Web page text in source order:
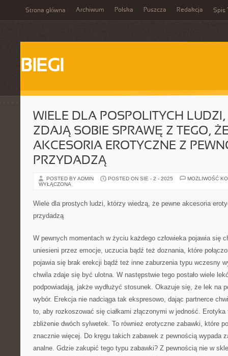
Strona główna Archiwum Polska Puszcza Redakcja Spis
BIEGI
WIELE DLA POSPOLITYCH LUDZI,
ZDAJĄ SOBIE SPRAWĘ Z TEGO,
AKCESORIA EROTYCZNE Z
PRZYDADZĄ
POSTED BY ADMIN POSTED ON SIE - 2 - 2025
MOŻLIWOŚĆ
WYŁĄCZONA
Wiele dla prostych ludzi, którzy wiedzą, że pewne akcesoria
przydadzą
W pewnych momentach w życiu każdego człowieka pojawia się
uniesieni przez emocje, uczucia bądź też doznania, które
pojawia się brak erekcji bądź też inne zaburzenia typu wczesny
chwila zdaje się być ulotna. W następstwie tego postało wiele
podpowiadają, jakże wydłużyć stosunek. Okazuje się, że lek na
wybór. Erekcja nie nadciąga tak ekspresowo, dając partnerce
to, aby rozkoszować się ciałkami złączonymi w jedność.
zbliżenie dwóch sylwetek. To również erotyczne zabawki, które
znacznie więcej. Do kręgu takich zabawek z pewnością wypada
analne. Gdzie zakupić tego typu zabawki? Z pewnością nie w